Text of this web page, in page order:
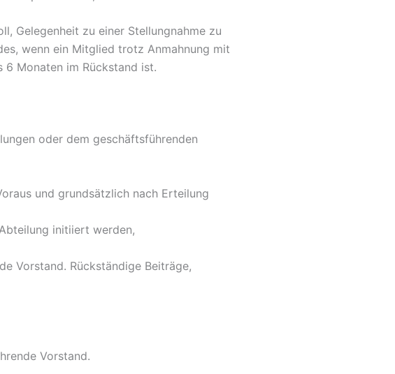
Gelegenheit zu einer Stellungnahme zu
wenn ein Mitglied trotz Anmahnung mit
6 Monaten im Rückstand ist.
oder dem geschäftsführenden
und grundsätzlich nach Erteilung
initiiert werden,
Vorstand. Rückständige Beiträge,
Vorstand.